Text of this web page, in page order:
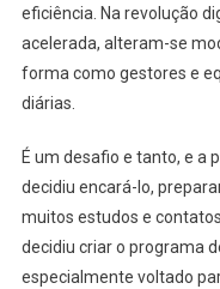
eficiência. Na revolução
acelerada, alteram-se
forma como gestores e
diárias.
É um desafio e tanto, e a
decidiu encará-lo,
muitos estudos e
decidiu criar o programa
especialmente voltado